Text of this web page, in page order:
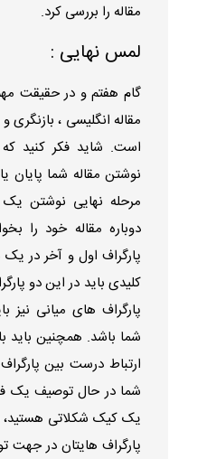
مقاله را بررسی کرد.
لمس نهایی :
گام هفتم و در حقیقت
مقاله انگلیسی ،
است. شاید فکر کنید که
نوشتن مقاله شما پایان
مرحله نهایی نوشتن
دوباره مقاله خود را
پارگراف اول و آخر در
کلیدی باید در این دو
پارگراف های میانی نیز
شما باشد. همچنین باید
ارتباط درست بین
شما در حال توصیف یک
یک کیک شکلاتی هستید،
پارگراف هایتان در جهت